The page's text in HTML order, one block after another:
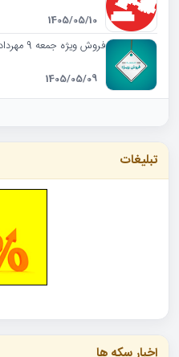
1405/05/10
فروش ویژه جمعه 9 مهرداد 1405
1405/05/09
تبلیغات